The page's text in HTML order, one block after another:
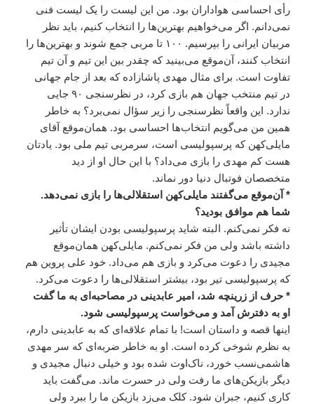
رأی احساسی هواداران بود. من این لیست را یک لیست فنی
نمی‌دانم. اگر می‌خواهیم بهترین‌ها را انتخاب کنیم، باید نظر
مربیان ایرانی را بپرسیم. ۱۰۰ تا مربی جمع شوند و بهترین‌ها را
انتخاب کنند، آن‌موقع می‌بینید که چقدر بین این تیم و آن تیم
تفاوت است. برای مثال مهدی پاشازاده که بعد از جام جهانی‌
در تیم منتخب جهان هم بازی کرد، در نظرسنجی ۹۰ جایی
ندارد. این واقعاً نظرسنجی را زیر سؤال نمی‌برد؟ به خاطر
همین من می‌گویم انتخاب‌ها احساسی بود. همان‌موقع آقای
مایلی‌کهن که پرسپولیسی است، سرمربی تیم ملی بود. یادتان
هست کم مهدی را بازی می‌داد؟ با این حال او از دید
متخصصان فوتبال دنیا دور نماند.
* آن‌موقع می‌گفتند مایلی‌کهن استقلالی‌ها را بازی نمی‌دهد.
شما هم موافق بودید؟
نه فکر نمی‌کنم. البته شاید پرسپولیسی بودن ایشان تأثیر
داشته باشد ولی من فکر نمی‌کنم. مایلی‌کهن همان‌موقع
مجیدی را دعوت می‌کرد و بازی هم می‌داد. خود علی پروین هم
که پرسپولیسی تیر بود، بیشتر استقلالی‌ها را دعوت می‌کرد.
* حرف از زرینچه شد، امیر عابدینی در مصاحبه‌ای به ما گفت
او به دفترش آمد و می‌خواست پرسپولیسی شود.
اینها قصه و داستان است! با تمام علاقه‌ای که به عابدینی دارم،
به نظرم شوخی کرده است. او به خاطر ضربه‌ای که سر مهدی
هاشمی‌نسب خورد، ناک‌اوت شده بود و خیلی دنبال مجیدی و
دیگر بازیکن‌های ما رفت ولی در حسرت ماند. می‌گفت باید
کاری کنیم، جبران شود. کلک می‌زد بازیکن ما را ببرد ولی